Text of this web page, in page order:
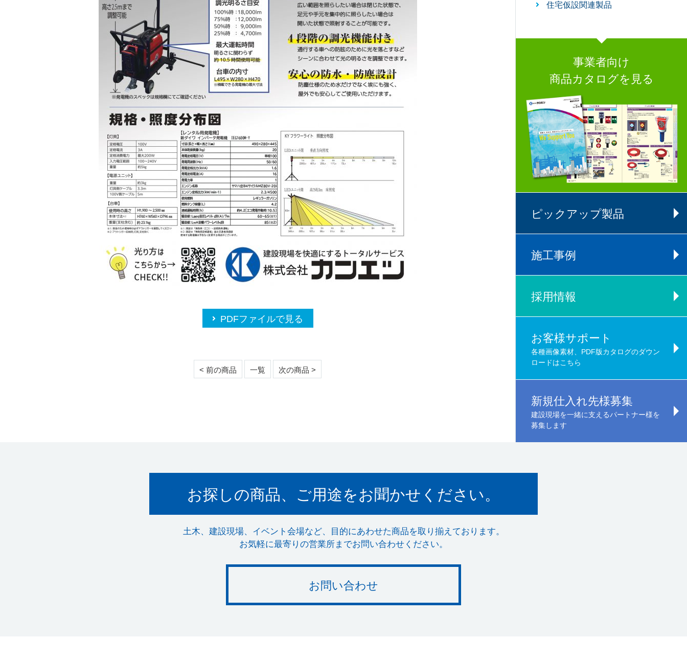
PDFファイルで見る
< 前の商品 一覧 次の商品 >
住宅仮設関連製品
事業者向け
商品カタログを見る
ピックアップ製品
施工事例
採用情報
お客様サポート
各種画像素材、PDF版カタログのダウン
ロードはこちら
新規仕入れ先様募集
建設現場を一緒に支えるパートナー様を
募集します
お探しの商品、ご用途をお聞かせください。
土木、建設現場、イベント会場など、目的にあわせた商品を取り揃えております。
お気軽に最寄りの営業所までお問い合わせください。
お問い合わせ